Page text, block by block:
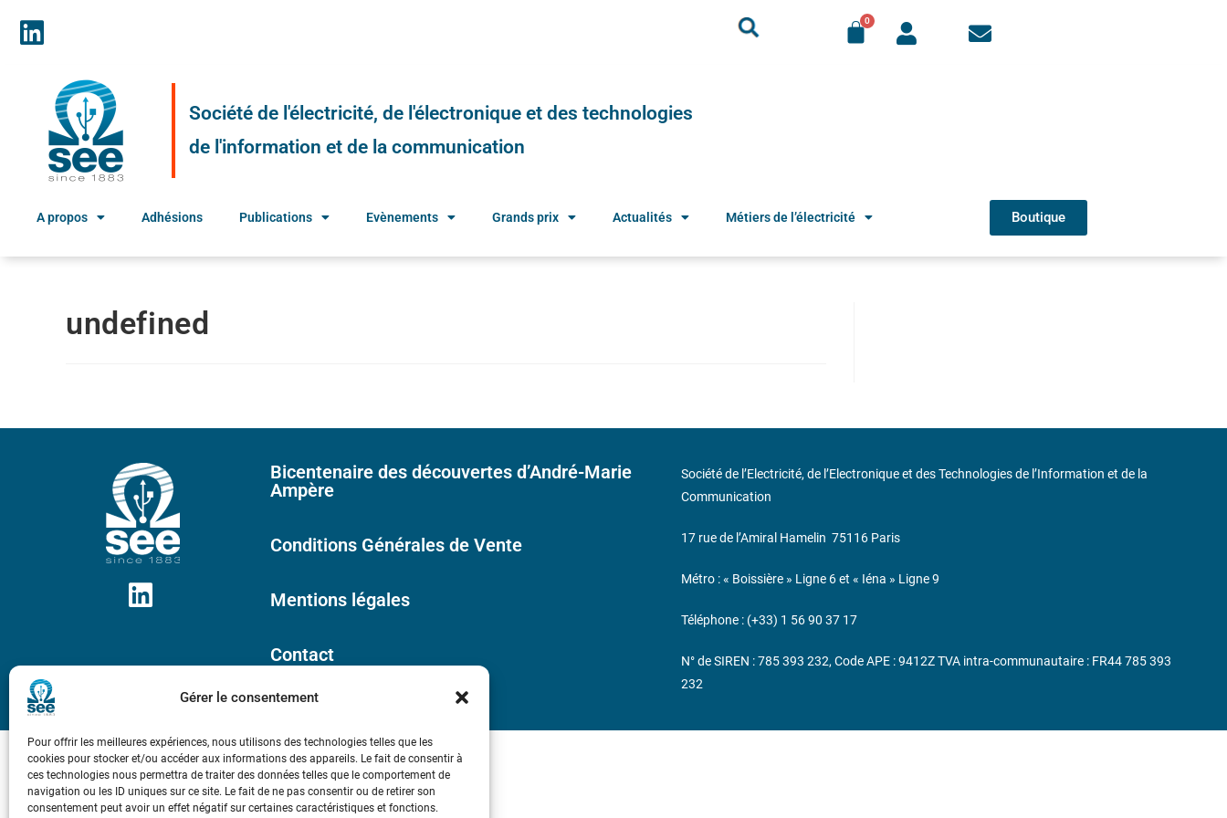
Gérer le consentement
Pour offrir les meilleures expériences, nous utilisons des technologies telles que les
cookies pour stocker et/ou accéder aux informations des appareils. Le fait de consentir à
ces technologies nous permettra de traiter des données telles que le comportement de
navigation ou les ID uniques sur ce site. Le fait de ne pas consentir ou de retirer son
consentement peut avoir un effet négatif sur certaines caractéristiques et fonctions.
Société de l'électricité, de l'électronique et des technologies
de l'information et de la communication
A propos Adhésions Publications Evènements Grands prix Actualités Métiers de l’électricité Boutique
undefined
Bicentenaire des découvertes d’André-Marie
Ampère
Conditions Générales de Vente
Mentions légales
Contact
Société de l’Electricité, de l’Electronique et des Technologies de l’Information et de la
Communication
17 rue de l’Amiral Hamelin 75116 Paris
Métro : « Boissière » Ligne 6 et « Iéna » Ligne 9
Téléphone : (+33) 1 56 90 37 17
N° de SIREN : 785 393 232, Code APE : 9412Z TVA intra-communautaire : FR44 785 393
232